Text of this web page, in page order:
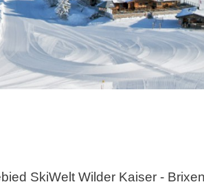
SkiWelt Wilder Kaiser -